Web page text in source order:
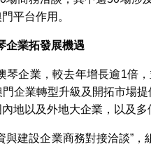
平台作用。
企業拓發展機遇
企業，較去年增長逾1倍
企業轉型升級及開拓市場
地以及外地大企業，以及
與建設企業商務對接洽談”